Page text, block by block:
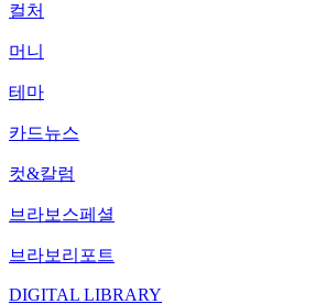
컬처
머니
테마
카드뉴스
컷&칼럼
브라보스페셜
브라보리포트
DIGITAL LIBRARY